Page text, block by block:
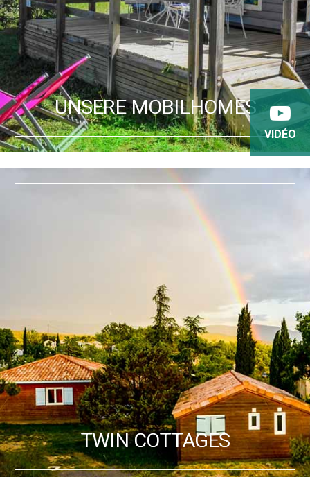
UNSERE MOBILHOMES
TWIN COTTAGES
VIDÉO